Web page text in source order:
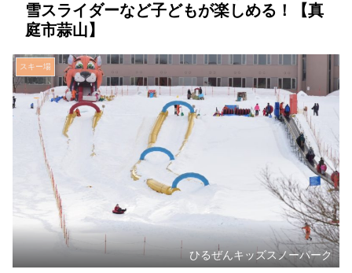
雪スライダーなど子どもが楽しめる！【真
庭市蒜山】
スキー場
ひるぜんキッズスノーパーク